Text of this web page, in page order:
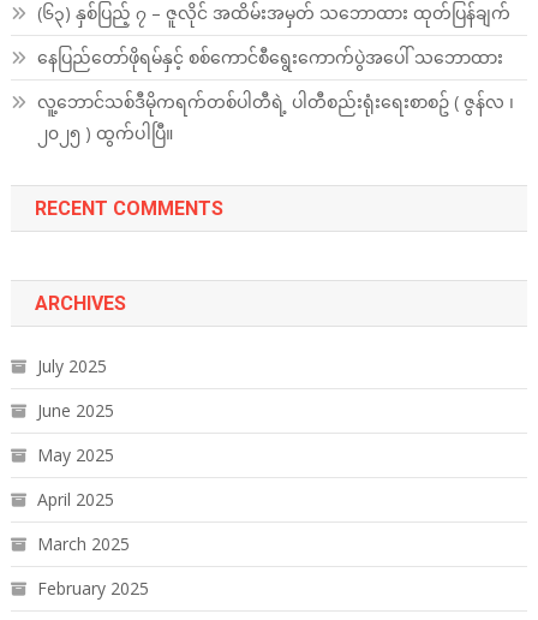
(၆၃) နှစ်ပြည့် ၇ – ဇူလိုင် အထိမ်းအမှတ် သဘောထား ထုတ်ပြန်ချက်
နေပြည်တော်ဖိုရမ်နှင့် စစ်ကောင်စီရွေးကောက်ပွဲအပေါ် သဘောထား
လူ့ဘောင်သစ်ဒီမိုကရက်တစ်ပါတီရဲ့ ပါတီစည်းရုံးရေးစာစဥ် ( ဇွန်လ ၊
၂၀၂၅ ) ထွက်ပါပြီ။
RECENT COMMENTS
ARCHIVES
July 2025
June 2025
May 2025
April 2025
March 2025
February 2025